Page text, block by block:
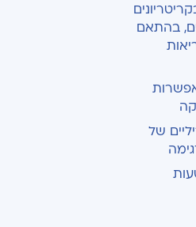
בהתאם
של